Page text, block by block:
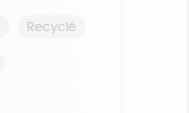
Recyclé